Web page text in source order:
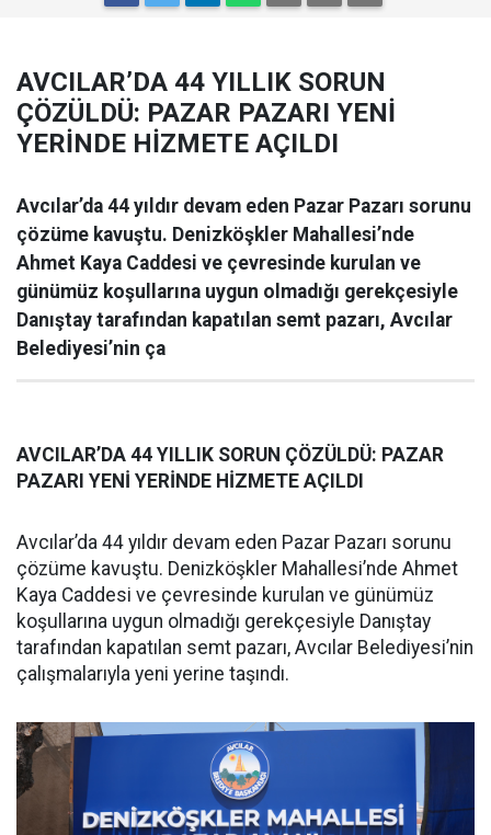
AVCILAR’DA 44 YILLIK SORUN
ÇÖZÜLDÜ: PAZAR PAZARI YENİ
YERİNDE HİZMETE AÇILDI
Avcılar’da 44 yıldır devam eden Pazar Pazarı sorunu
çözüme kavuştu. Denizköşkler Mahallesi’nde
Ahmet Kaya Caddesi ve çevresinde kurulan ve
günümüz koşullarına uygun olmadığı gerekçesiyle
Danıştay tarafından kapatılan semt pazarı, Avcılar
Belediyesi’nin ça
AVCILAR’DA 44 YILLIK SORUN ÇÖZÜLDÜ: PAZAR
PAZARI YENİ YERİNDE HİZMETE AÇILDI
Avcılar’da 44 yıldır devam eden Pazar Pazarı sorunu
çözüme kavuştu. Denizköşkler Mahallesi’nde Ahmet
Kaya Caddesi ve çevresinde kurulan ve günümüz
koşullarına uygun olmadığı gerekçesiyle Danıştay
tarafından kapatılan semt pazarı, Avcılar Belediyesi’nin
çalışmalarıyla yeni yerine taşındı.